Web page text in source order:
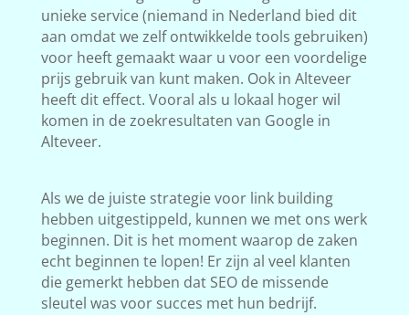
unieke service (niemand in Nederland bied dit
aan omdat we zelf ontwikkelde tools gebruiken)
voor heeft gemaakt waar u voor een voordelige
prijs gebruik van kunt maken. Ook in Alteveer
heeft dit effect. Vooral als u lokaal hoger wil
komen in de zoekresultaten van Google in
Alteveer.
Als we de juiste strategie voor link building
hebben uitgestippeld, kunnen we met ons werk
beginnen. Dit is het moment waarop de zaken
echt beginnen te lopen! Er zijn al veel klanten
die gemerkt hebben dat SEO de missende
sleutel was voor succes met hun bedrijf.